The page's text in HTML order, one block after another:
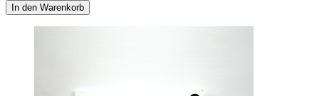
In den Warenkorb